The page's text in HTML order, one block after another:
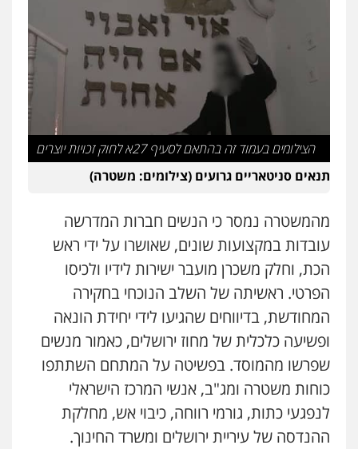
הצילומים בעמוד זה בהתאם לסעיף 27א לחוק זכויות יוצרים
תנאים סניטאריים גרועים (צילומים: משטרה)
מהמשטרה נמסר כי הנשים חברות המדרשה
עובדות במקצועות שונים, שאושרו על ידי ראש
הכת, וחלק משכרן מועבר ישירות לידיו ולכיסו
הפרטי. ראשיתה של השלב הנוכחי בחקירה
המחודשת, בדיווחים שהגיעו לידי יחידת הונאה
ופשיעה כלכלית של מחוז ירושלים, כאמור מנשים
שפרשו מהמוסד. בפשיטה על המתחם השתתפו
כוחות משטרה ומג"ב, אנשי המרכז הישראלי
לנפגעי כתות, גורמי רווחה, כיבוי אש, מחלקת
ההנדסה של עיריית ירושלים ומשרד החינוך.
עו"ד יניב זוסמן
פלילי כלכלי פשיעה חמורה מעצרים
וחקירות
0525199949
גל דהן – משרד עורך דין פלילי
פלילי פשיעה חמורה סמים מעצרים
וחקירות
0544723840